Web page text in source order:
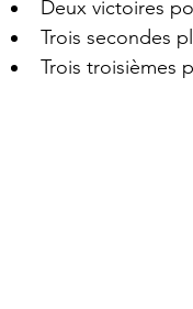
Deux victoires
Trois secondes
Trois troisièmes